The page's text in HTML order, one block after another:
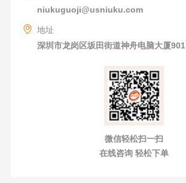
niukuguoji@usniuku.com
地址
深圳市龙岗区坂田街道神舟电脑大厦901
微信轻松扫一扫
在线咨询 轻松下单